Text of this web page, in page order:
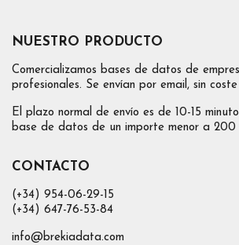
NUESTRO PRODUCTO
Comercializamos bases de datos de
profesionales. Se envían por email, sin
El plazo normal de envío es de 10-15
base de datos de un importe menor a 200
CONTACTO
(+34) 954-06-29-15
(+34) 647-76-53-84
info@brekiadata.com